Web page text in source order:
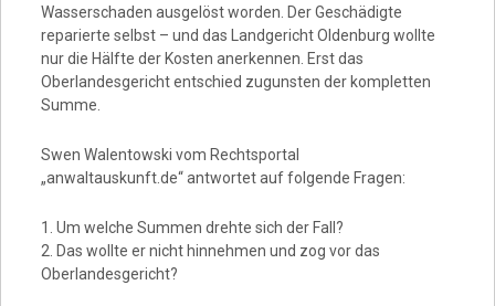
Wasserschaden ausgelöst worden. Der Geschädigte
reparierte selbst – und das Landgericht Oldenburg wollte
nur die Hälfte der Kosten anerkennen. Erst das
Oberlandesgericht entschied zugunsten der kompletten
Summe.
Swen Walentowski vom Rechtsportal
„anwaltauskunft.de“ antwortet auf folgende Fragen:
1. Um welche Summen drehte sich der Fall?
2. Das wollte er nicht hinnehmen und zog vor das
Oberlandesgericht?